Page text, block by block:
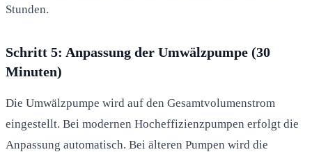
Stunden.
Schritt 5: Anpassung der Umwälzpumpe (30
Minuten)
Die Umwälzpumpe wird auf den Gesamtvolumenstrom
eingestellt. Bei modernen Hocheffizienzpumpen erfolgt die
Anpassung automatisch. Bei älteren Pumpen wird die